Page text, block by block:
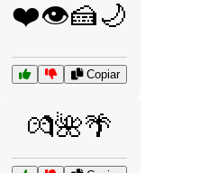
❤️👁️🍰🌙
Copiar
💏🌺🌴